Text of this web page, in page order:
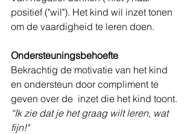
positief ("wil"). Het kind wil inzet tonen
om de vaardigheid te leren doen.
Ondersteuningsbehoefte
Bekrachtig de motivatie van het kind
en ondersteun door compliment te
geven over de  inzet die het kind toont.
“Ik zie dat je het graag wilt leren, wat
fijn!"